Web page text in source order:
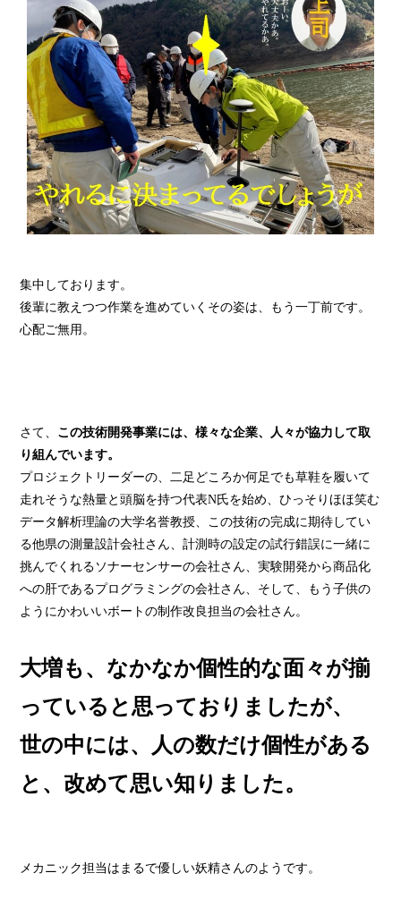
集中しております。
後輩に教えつつ作業を進めていくその姿は、もう一丁前です。
心配ご無用。
さて、 この技術開発事業には、様々な企業、人々が協力して取
り組んでいます。
プロジェクトリーダーの、二足どころか何足でも草鞋を履いて
走れそうな熱量と頭脳を持つ代表N氏を始め、ひっそりほほ笑む
データ解析理論の大学名誉教授、この技術の完成に期待してい
る他県の測量設計会社さん、計測時の設定の試行錯誤に一緒に
挑んでくれるソナーセンサーの会社さん、実験開発から商品化
への肝であるプログラミングの会社さん、そして、もう子供の
ようにかわいいボートの制作改良担当の会社さん。
大増も、なかなか個性的な面々が揃
っていると思っておりましたが、
世の中には、人の数だけ個性がある
と、改めて思い知りました。
メカニック担当はまるで優しい妖精さんのようです。